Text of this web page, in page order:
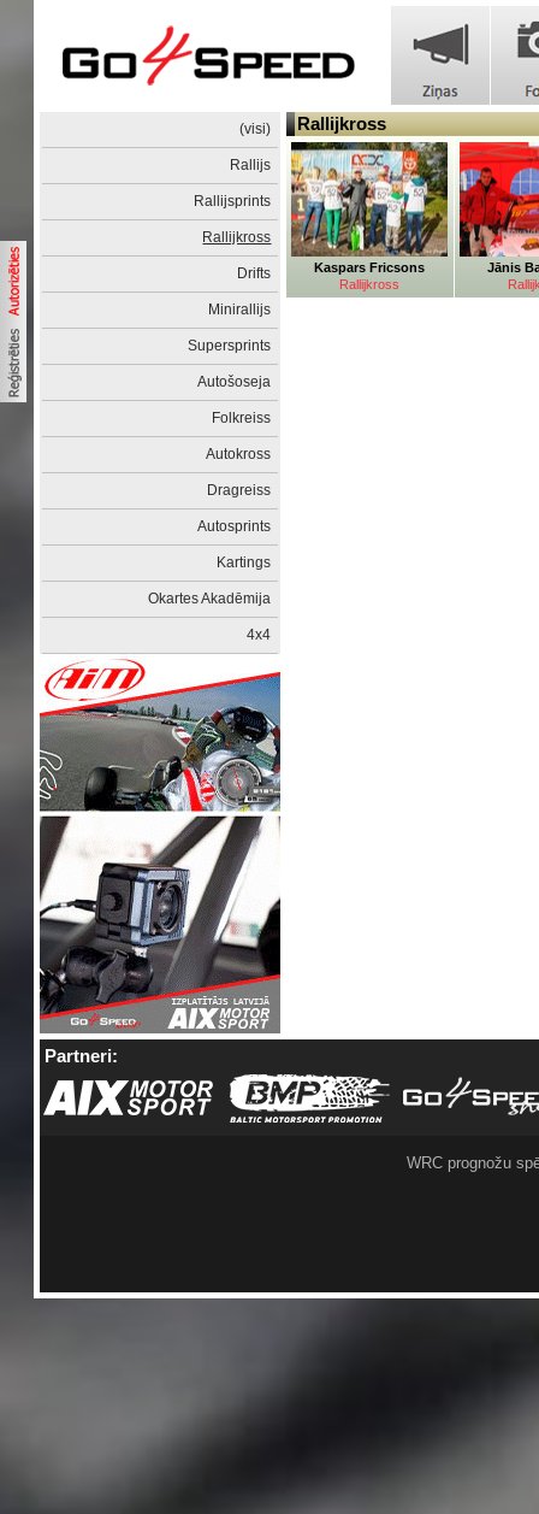
(visi)
Rallijs
Rallijsprints
Rallijkross
Drifts
Minirallijs
Supersprints
Autošoseja
Folkreiss
Autokross
Dragreiss
Autosprints
Kartings
Okartes Akadēmija
4x4
Rallijkross
Kaspars Fricsons
Rallijkross
Jānis
Partneri:
WRC prognožu